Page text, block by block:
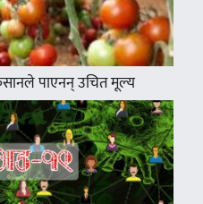
पाएनन् उचित मूल्य